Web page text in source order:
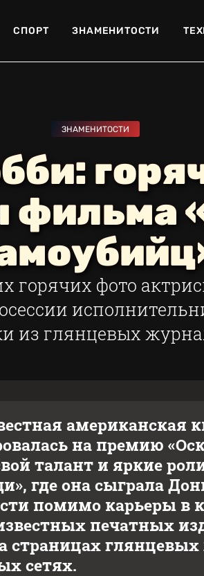
СПОРТ ЗНАМЕНИТОСТИ
ЗНАМЕНИТОСТИ
фильма
горячих фото
из глянцевых
американская
на премию
талант и яркие
где она сыграла
помимо карьеры в
печатных
страницах
сетях.